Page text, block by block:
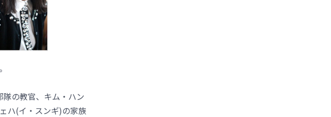
の教官、キム・ハン
ハ(イ・スンギ)の家族